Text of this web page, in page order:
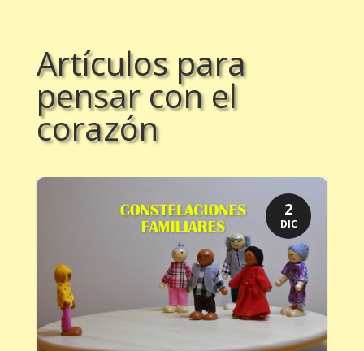
Artículos para
pensar con el
corazón
2
DIC